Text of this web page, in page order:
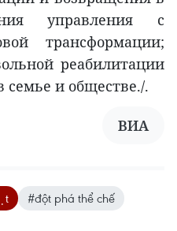
управления с
трансформации;
реабилитации
семье и обществе./.
ВИА
#đột phá thể chế